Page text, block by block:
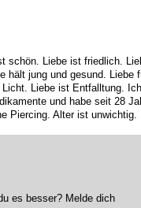
schön. Liebe ist friedlich.
hält jung und gesund. Liebe
Liebe ist Entfalltung.
und habe seit 28
Piercing. Alter ist unwichtig.
es besser? Melde dich